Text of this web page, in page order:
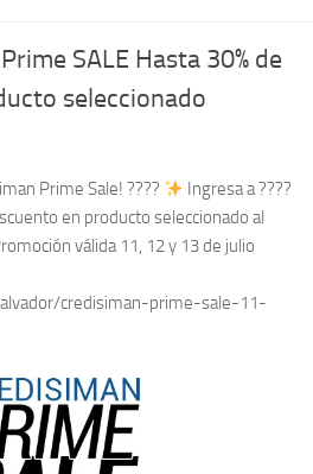
SALE Hasta 30% de
seleccionado
Prime Sale! ????
Ingresa a ????
en producto seleccionado al
válida 11, 12 y 13 de julio
credisiman-prime-sale-11-